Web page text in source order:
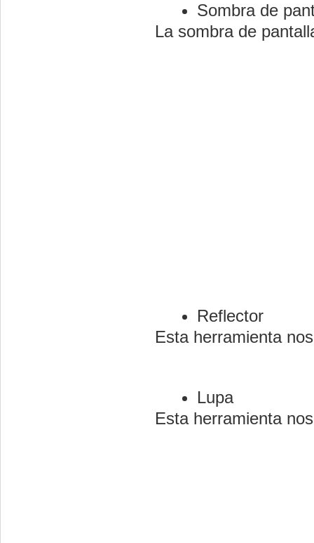
Sombra de
La sombra de
Reflector
Esta herramienta
Lupa
Esta herramienta